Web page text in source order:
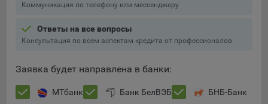
Коммуникация по телефону или мессенджеру
Ответы на все вопросы
Консультация по всем аспектам кредита от профессионалов
Заявка будет направлена в банки:
МТбанк Банк БелВЭБ БНБ-Банк